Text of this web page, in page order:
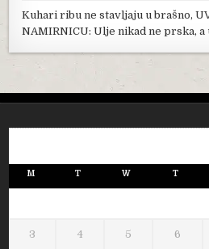
Kuhari ribu ne stavljaju u brašno,
NAMIRNICU: Ulje nikad ne prska, a
M T W T
3 4 5 6